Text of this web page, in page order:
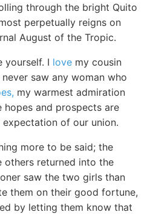
through the bright Quito
perpetually reigns on
August of the Tropic.
yourself. I love my cousin
saw any woman who
my warmest admiration
and prospects are
expectation of our union.
more to be said; the
others returned into the
saw the two girls than
them on their good fortune,
by letting them know that